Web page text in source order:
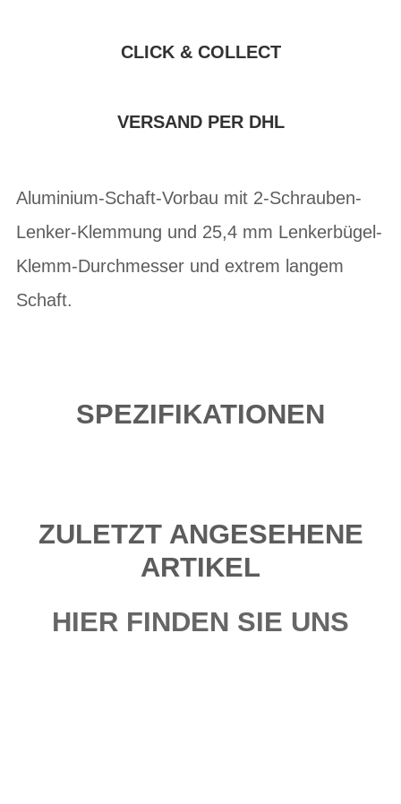
CLICK & COLLECT
VERSAND PER DHL
Aluminium-Schaft-Vorbau mit 2-Schrauben-
Lenker-Klemmung und 25,4 mm Lenkerbügel-
Klemm-Durchmesser und extrem langem
Schaft.
SPEZIFIKATIONEN
ZULETZT ANGESEHENE
ARTIKEL
HIER FINDEN SIE UNS